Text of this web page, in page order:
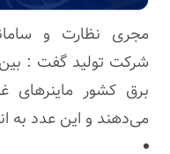
مجری نظارت و
برق کشور
می‌دهند و این عدد به